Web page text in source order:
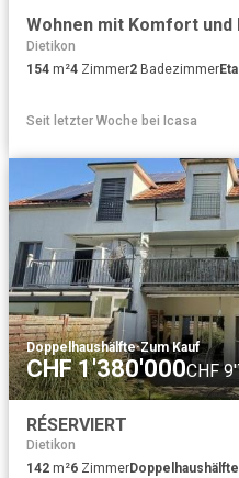
Dietikon
154 m²4 Zimmer2 Badezimmer
Seit letzter Woche bei Icasa
Doppelhaushälfte·Zum Kauf
CHF 1'380'000CHF
RÉSERVIERT
Dietikon
142 m²6 ZimmerDoppelhaushälfte